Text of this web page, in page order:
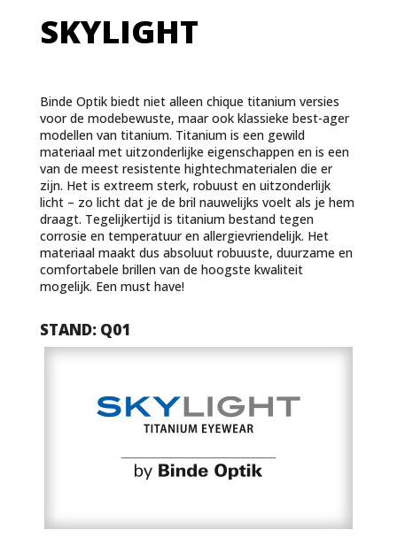
SKYLIGHT
Binde Optik biedt niet alleen chique titanium versies
voor de modebewuste, maar ook klassieke best-ager
modellen van titanium. Titanium is een gewild
materiaal met uitzonderlijke eigenschappen en is een
van de meest resistente hightechmaterialen die er
zijn. Het is extreem sterk, robuust en uitzonderlijk
licht – zo licht dat je de bril nauwelijks voelt als je hem
draagt. Tegelijkertijd is titanium bestand tegen
corrosie en temperatuur en allergievriendelijk. Het
materiaal maakt dus absoluut robuuste, duurzame en
comfortabele brillen van de hoogste kwaliteit
mogelijk. Een must have!
STAND: Q01